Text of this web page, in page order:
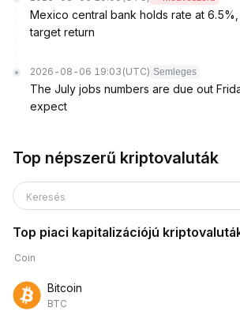
Mexico central bank holds rate at
target return
2026-08-06 19:03 (UTC) Semleges
The July jobs numbers are due out
expect
Top népszerű kriptovaluták
Keresés
Top piaci kapitalizációjú
Coin
Bitcoin
BTC